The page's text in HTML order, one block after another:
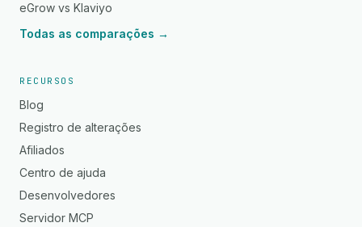
eGrow vs Klaviyo
Todas as comparações →
RECURSOS
Blog
Registro de alterações
Afiliados
Centro de ajuda
Desenvolvedores
Servidor MCP